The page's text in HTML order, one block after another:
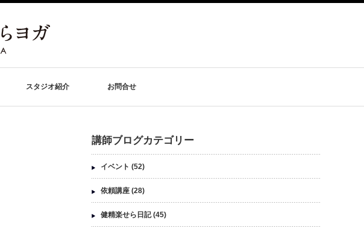
スタジオ紹介 お問合せ
講師ブログカテゴリー
イベント (52)
依頼講座 (28)
健精楽せら日記(45)